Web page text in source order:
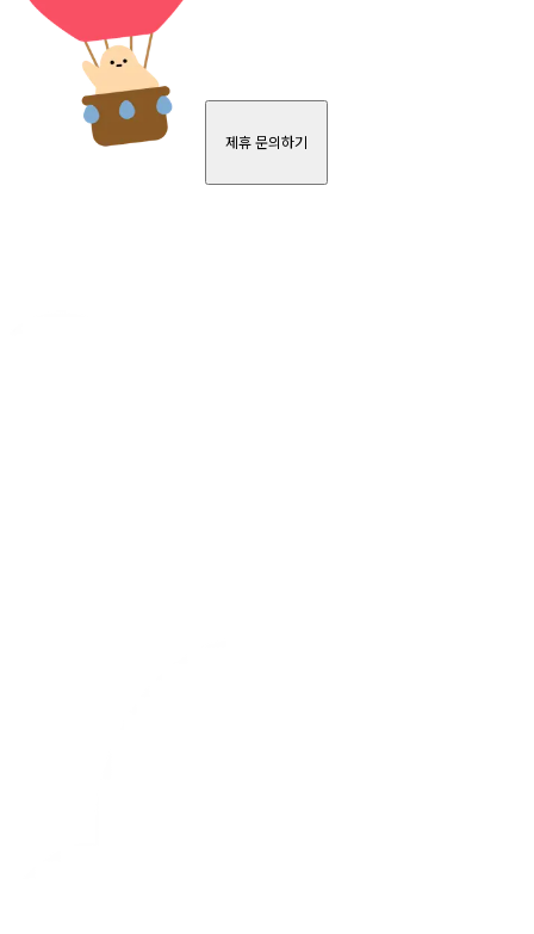
제휴 문의하기